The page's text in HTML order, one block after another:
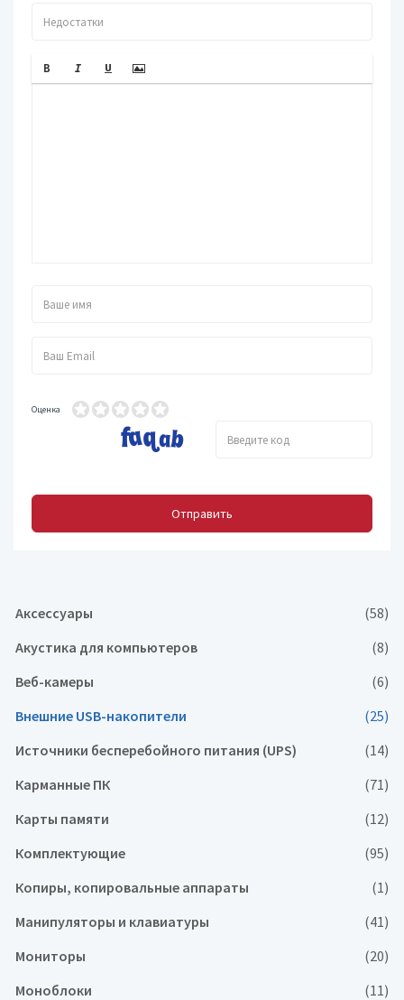
Оценка
Отправить
Аксессуары
(58)
Акустика для компьютеров
(8)
Веб-камеры
(6)
Внешние USB-накопители
(25)
Источники бесперебойного питания (UPS)
(14)
Карманные ПК
(71)
Карты памяти
(12)
Комплектующие
(95)
Копиры, копировальные аппараты
(1)
Манипуляторы и клавиатуры
(41)
Мониторы
(20)
Моноблоки
(11)